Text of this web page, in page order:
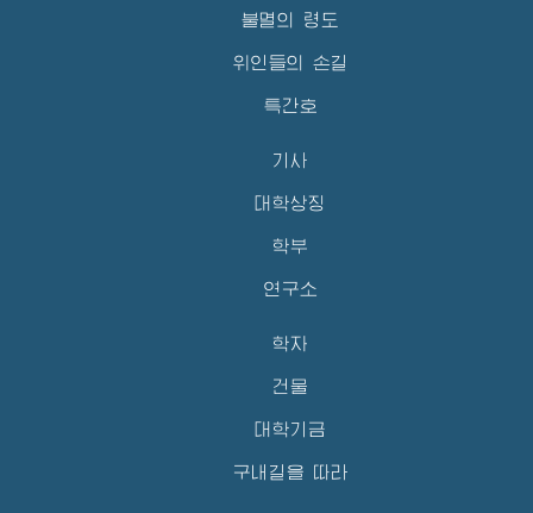
불멸의 령도
위인들의 손길
특간호
기사
대학상징
학부
연구소
학자
건물
대학기금
구내길을 따라